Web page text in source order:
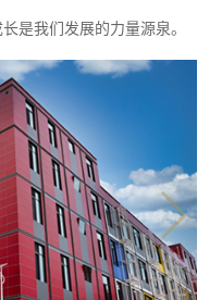
是我们发展的力量源泉。